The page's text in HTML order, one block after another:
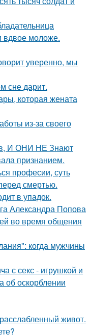
вдвое моложе.
уверенно, мы
сне дарит.
которая жената
из-за своего
И ОНИ НЕ Знают
признанием.
професии, суть
смертью.
в упадок.
Александра Попова
во время общения
когда мужчины
с секс - игрушкой и
об оскорблении
живот.